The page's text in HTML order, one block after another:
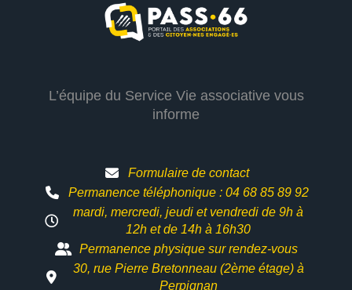
L’équipe du Service Vie associative vous
informe
Formulaire de contact
Permanence téléphonique : 04 68 85 89 92
mardi, mercredi, jeudi et vendredi de 9h à
12h etde 14h à 16h30
Permanence physique sur rendez-vous
30, rue Pierre Bretonneau (2ème étage) à
Perpignan